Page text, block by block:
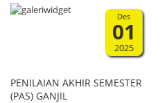
Des
01
2025
PENILAIAN AKHIR SEMESTER
(PAS) GANJIL